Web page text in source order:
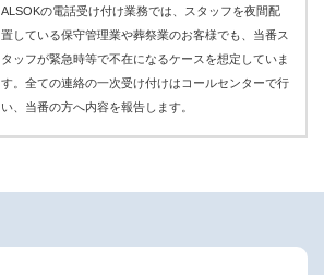
ALSOKの電話受け付け業務では、スタッフを夜間配
置している保守管理業や葬祭業のお客様でも、当番ス
タッフが緊急時等で不在になるケースを想定していま
す。全ての連絡の一次受け付けはコールセンターで行
い、当番の方へ内容を報告します。